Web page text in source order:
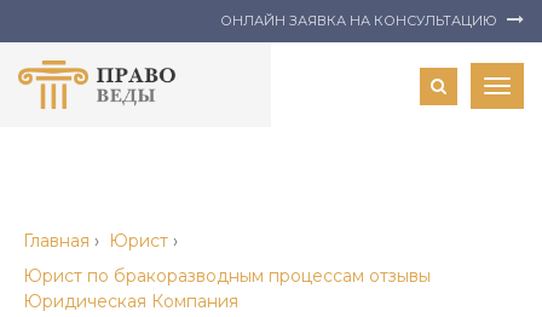
ОНЛАЙН ЗАЯВКА НА КОНСУЛЬТАЦИЮ
Главная › Юрист ›
Юрист по бракоразводным процессам отзывы
Юридическая Компания